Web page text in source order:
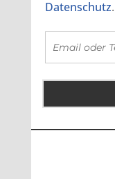
Datenschutz.